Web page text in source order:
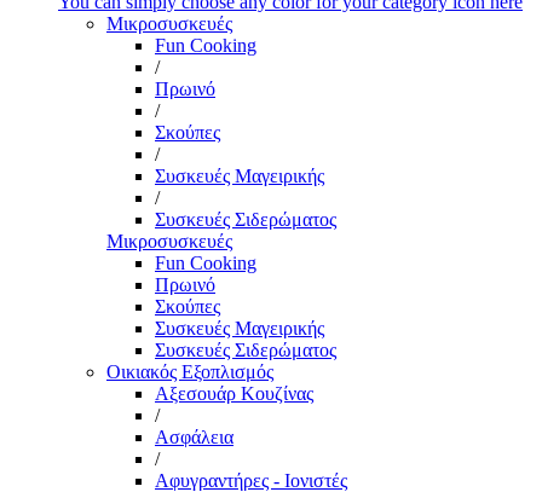
Μικροσυσκευές
Fun Cooking
/
Πρωινό
/
Σκούπες
/
Συσκευές Μαγειρικής
/
Συσκευές Σιδερώματος
Μικροσυσκευές
Fun Cooking
Πρωινό
Σκούπες
Συσκευές Μαγειρικής
Συσκευές Σιδερώματος
Οικιακός Εξοπλισμός
Αξεσουάρ Κουζίνας
/
Ασφάλεια
/
Αφυγραντήρες - Ιονιστές